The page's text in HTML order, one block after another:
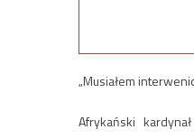
„Musiałem
Afrykański